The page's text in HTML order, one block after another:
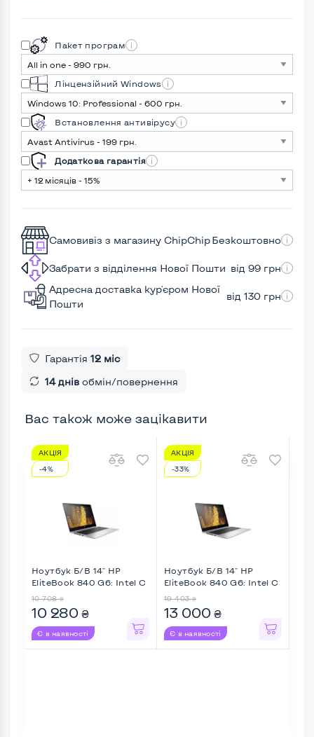
Пакет програм
Лінцензійний Windows
Встановлення антивірусу
Додаткова гарантія
Самовивіз з магазину ChipChipБезкоштовно
Забрати з відділення Нової Пошти від 99 грн
Адресна доставка кур'єром Нової
Пошти
від 130 грн
Гарантія 12 міс
14 днів обмін/повернення
Вас також може зацікавити
АКЦІЯ
-4%
Ноутбук Б/В 14" HP
EliteBook 840 G6: Intel C
10 708 ₴
10 280 ₴
Є в наявності
АКЦІЯ
-33%
Ноутбук Б/В 14" HP
EliteBook 840 G6: Intel C
19 403 ₴
13 000 ₴
Є в наявності